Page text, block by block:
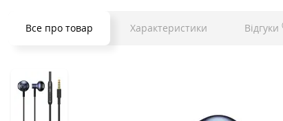
Все про товар Характеристики Відгуки